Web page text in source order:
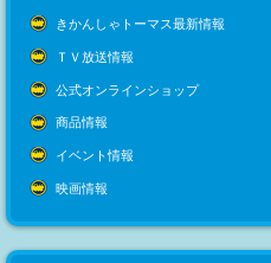
きかんしゃトーマス最新情報
ＴＶ放送情報
公式オンラインショップ
商品情報
イベント情報
映画情報